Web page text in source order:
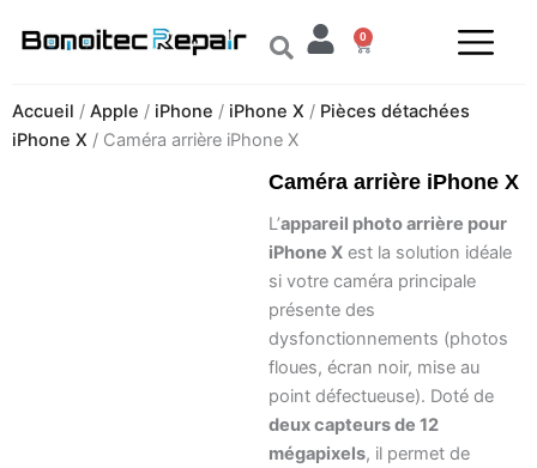
0
Panier
Accueil / Apple / iPhone / iPhone X / Pièces détachées
iPhone X / Caméra arrière iPhone X
Caméra arrière iPhone X
L’appareil photo arrière pour
iPhone X est la solution idéale
si votre caméra principale
présente des
dysfonctionnements (photos
floues, écran noir, mise au
point défectueuse). Doté de
deux capteurs de 12
mégapixels, il permet de